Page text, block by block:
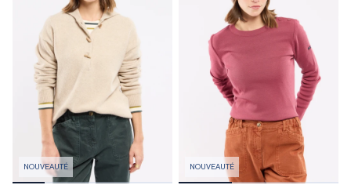
NOUVEAUTÉ NOUVEAUTÉ